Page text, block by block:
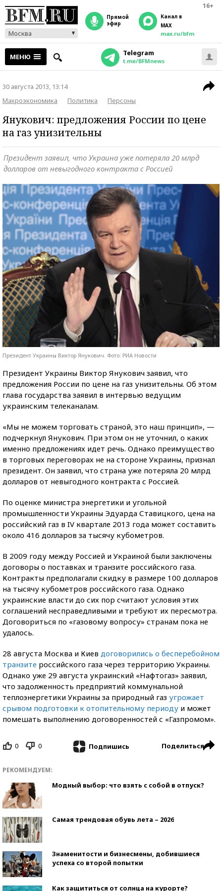
16+
Москва
прямой
эфир
Канал в
MAX
max.ru/bfm
МЕНЮ Telegram
t.me/BFMnews
30 августа 2013, 13:14
Макроэкономика
Политика Персоны
Янукович: предложения России по цене
на газ унизительны
Президент заявил, что Украина уже потеряла 20 млрд
долларов от невыгодного контракта с Россией
Президент Украины Виктор Янукович. Фото: РИА Новости
Президент Украины Виктор Янукович заявил, что
предложения России по цене на газ унизительны. Об этом
глава государства заявил в интервью ведущим
украинским телеканалам.
«Мы не можем торговать страной, это наш принцип», —
подчеркнул Янукович. При этом он не уточнил, о каких
именно предложениях идет речь. Однако преимущество
в торговых переговорах не на стороне Украины, признал
президент. Он заявил, что страна уже потеряла 20 млрд
долларов от невыгодного контракта с Россией.
По оценке министра энергетики и угольной
промышленности Украины Эдуарда Ставицкого, цена на
российский газ в IV квартале 2013 года может составить
около 416 долларов за тысячу кубометров.
В 2009 году между Россией и Украиной были заключены
договоры о поставках и транзите российского газа.
Контракты предполагали скидку в размере 100 долларов
на тысячу кубометров российского газа. Однако
украинские власти до сих пор считают условия этих
соглашений несправедливыми и требуют их пересмотра.
Договориться по «газовому вопросу» странам пока не
удалось.
28 августа Москва и Киев договорились о бесперебойном
транзите российского газа через территорию Украины.
Однако уже 29 августа украинский «Нафтогаз» заявил,
что задолженность предприятий коммунальной
теплоэнергетики Украины за природный газ угрожает
срывом подготовки к отопительному периоду и может
помешать выполнению договоренностей с «Газпромом».
0 0 Подпишись Поделиться
РЕКОМЕНДУЕМ:
Модный выбор: что взять с собой в отпуск?
Самая трендовая обувь лета – 2026
Знаменитости и бизнесмены, добившиеся
успеха со второй попытки
Как защититься от солнца на курорте?